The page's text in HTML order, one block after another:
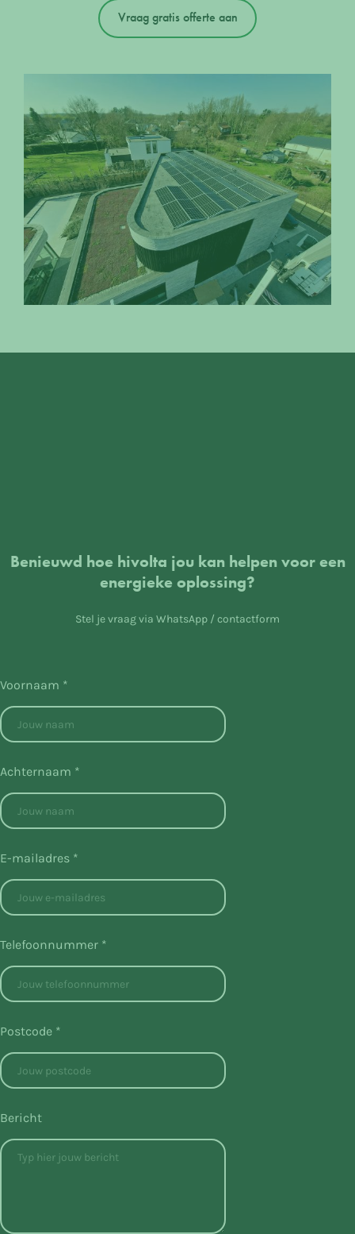
Vraag gratis offerte aan
Benieuwd hoe hivolta jou kan helpen voor een
energieke oplossing?
Stel je vraag via WhatsApp / contactform
Voornaam *
Achternaam *
E-mailadres *
Telefoonnummer *
Postcode *
Bericht